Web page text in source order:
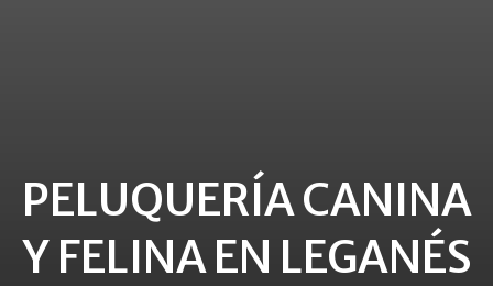
PELUQUERÍA CANINA
Y FELINA EN LEGANÉS